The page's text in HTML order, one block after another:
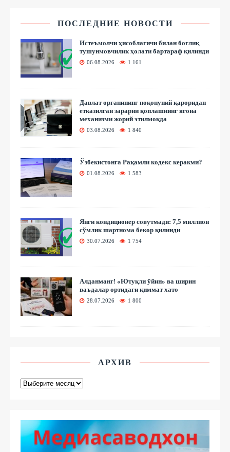
ПОСЛЕДНИЕ НОВОСТИ
Истеъмолчи ҳисоблагичи билан боғлиқ
тушунмовчилик ҳолати бартараф қилинди
06.08.2026 1 161
Давлат органининг ноқонуний қароридан
етказилган зарарни қоплашнинг ягона
механизми жорий этилмоқда
03.08.2026 1 840
Ўзбекистонга Рақамли кодекс керакми?
01.08.2026 1 583
Янги кондиционер совутмади: 7,5 миллион
сўмлик шартнома бекор қилинди
30.07.2026 1 754
Алданманг! «Ютуқли ўйин» ва ширин
ваъдалар ортидаги қиммат хато
28.07.2026 1 800
АРХИВ